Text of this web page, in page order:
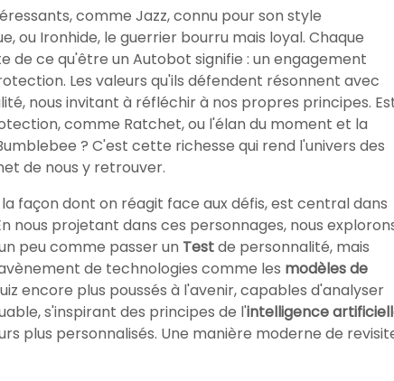
comme Jazz, connu pour son style
ou Ironhide, le guerrier bourru mais loyal. Chaque
ce qu'être un Autobot signifie : un engagement
Les valeurs qu'ils défendent résonnent avec
nous invitant à réfléchir à nos propres principes.
comme Ratchet, ou l'élan du moment et la
? C'est cette richesse qui rend l'univers des
de nous y retrouver.
façon dont on réagit face aux défis, est central dans
nous projetant dans ces personnages, nous
peu comme passer un Testde personnalité, mais
de technologies comme les modèles de
encore plus poussés à l'avenir, capables d'analyser
s'inspirant des principes de l'intelligence
plus personnalisés. Une manière moderne de